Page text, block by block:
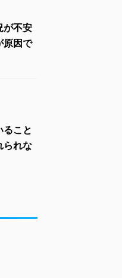
が不安
原因で
ること
られな